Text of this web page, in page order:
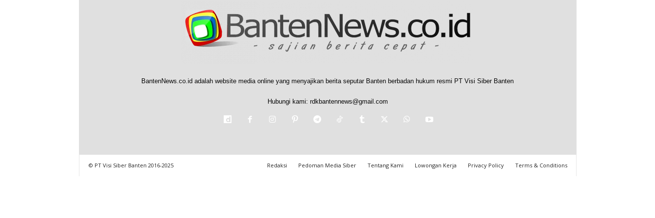
BantenNews.co.id adalah website media online yang menyajikan berita seputar Banten berbadan hukum resmi PT Visi Siber Banten
Hubungi kami: rdkbantennews@gmail.com
Redaksi Pedoman Media Siber Tentang Kami Lowongan Kerja Privacy Policy Terms & Conditions
© PT Visi Siber Banten 2016-2025